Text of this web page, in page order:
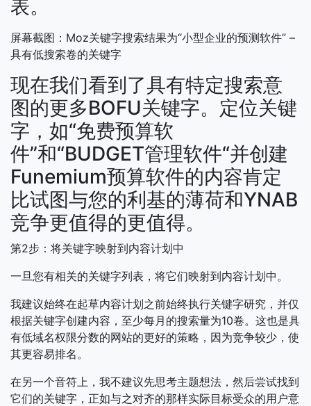
表。
屏幕截图：Moz关键字搜索结果为“小型企业的预测软件” –
具有低搜索卷的关键字
现在我们看到了具有特定搜索意
图的更多BOFU关键字。定位关键
字，如“免费预算软
件”和“BUDGET管理软件“并创建
Funemium预算软件的内容肯定
比试图与您的利基的薄荷和YNAB
竞争更值得的更值得。
第2步：将关键字映射到内容计划中
一旦您有相关的关键字列表，将它们映射到内容计划中。
我建议始终在起草内容计划之前始终执行关键字研究，并仅
根据关键字创建内容，至少每月的搜索量为10卷。这也是具
有低域名权限分数的网站的更好的策略，因为竞争较少，使
其更容易排名。
在另一个音符上，我不建议先思考主题想法，然后尝试找到
它们的关键字，正如与之对齐的那样实际目标受众的用户意